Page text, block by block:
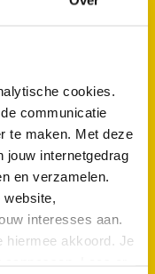
cookies.
communicatie
te maken. Met deze
jouw internetgedrag
en verzamelen.
website,
interesses aan.
hiermee akkoord. Je
doorstroming
toe.
dan alleen het
vetafzettingen, slib,